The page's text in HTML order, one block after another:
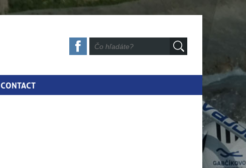
CONTACT